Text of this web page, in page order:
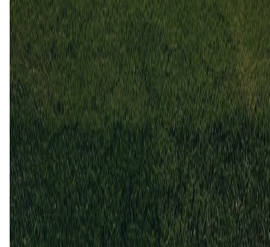
Hoedd
Bryne
1
15 sep 2019
Hoedd
Bryne
2
1
30 jun 2019
Bryne
Hoedd
11
Hoedd (1) 20%
Gelijk (1)20%